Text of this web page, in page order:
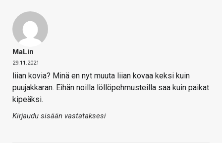
MaLin
29.11.2021
liian kovia? Minä en nyt muuta liian kovaa keksi kuin
puujakkaran. Eihän noilla löllöpehmusteilla saa kuin paikat
kipeäksi.
Kirjaudu sisään vastataksesi